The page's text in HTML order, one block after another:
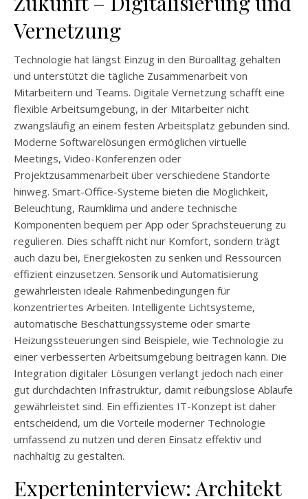
Vernetzung
Technologie hat längst Einzug in den Büroalltag gehalten
und unterstützt die tägliche Zusammenarbeit von
Mitarbeitern und Teams. Digitale Vernetzung schafft eine
flexible Arbeitsumgebung, in der Mitarbeiter nicht
zwangsläufig an einem festen Arbeitsplatz gebunden sind.
Moderne Softwarelösungen ermöglichen virtuelle
Meetings, Video-Konferenzen oder
Projektzusammenarbeit über verschiedene Standorte
hinweg. Smart-Office-Systeme bieten die Möglichkeit,
Beleuchtung, Raumklima und andere technische
Komponenten bequem per App oder Sprachsteuerung zu
regulieren. Dies schafft nicht nur Komfort, sondern trägt
auch dazu bei, Energiekosten zu senken und Ressourcen
effizient einzusetzen. Sensorik und Automatisierung
gewährleisten ideale Rahmenbedingungen für
konzentriertes Arbeiten. Intelligente Lichtsysteme,
automatische Beschattungssysteme oder smarte
Heizungssteuerungen sind Beispiele, wie Technologie zu
einer verbesserten Arbeitsumgebung beitragen kann. Die
Integration digitaler Lösungen verlangt jedoch nach einer
gut durchdachten Infrastruktur, damit reibungslose Abläufe
gewährleistet sind. Ein effizientes IT-Konzept ist daher
entscheidend, um die Vorteile moderner Technologie
umfassend zu nutzen und deren Einsatz effektiv und
nachhaltig zu gestalten.
Experteninterview: Architekt